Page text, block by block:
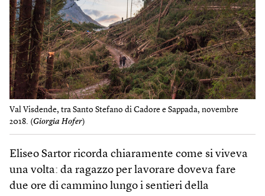
Val Visdende, tra Santo Stefano di Cadore e Sappada, novembre
2018. (Giorgia Hofer)
Eliseo Sartor ricorda chiaramente come si viveva
una volta: da ragazzo per lavorare doveva fare
due ore di cammino lungo i sentieri della